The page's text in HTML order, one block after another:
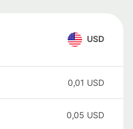
USD
0,01 USD
0,05 USD